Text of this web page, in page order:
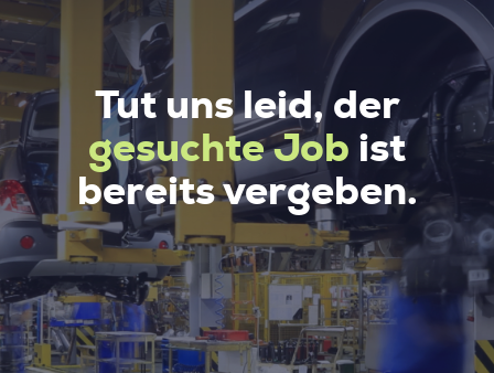
Tut uns leid, der
gesuchte Job ist
bereits vergeben.